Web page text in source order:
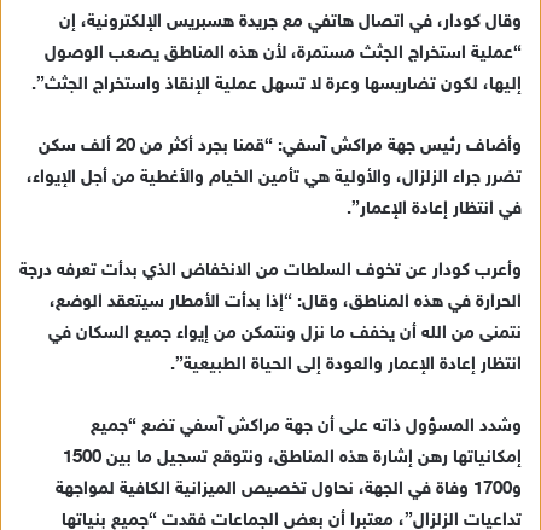
إ
ل
ك
ر
و
وقال كودار، في اتصال هاتفي مع جريدة هسبريس الإلكترونية، إن
“عملية استخراج الجثث مستمرة، لأن هذه المناطق يصعب الوصول
إليها، لكون تضاريسها وعرة لا تسهل عملية الإنقاذ واستخراج الجثث”.
وأضاف رئيس جهة مراكش آسفي: “قمنا بجرد أكثر من 20 ألف سكن
تضرر جراء الزلزال، والأولية هي تأمين الخيام والأغطية من أجل الإيواء،
في انتظار إعادة الإعمار”.
وأعرب كودار عن تخوف السلطات من الانخفاض الذي بدأت تعرفه درجة
الحرارة في هذه المناطق، وقال: “إذا بدأت الأمطار سيتعقد الوضع،
نتمنى من الله أن يخفف ما نزل ونتمكن من إيواء جميع السكان في
انتظار إعادة الإعمار والعودة إلى الحياة الطبيعية”.
وشدد المسؤول ذاته على أن جهة مراكش آسفي تضع “جميع
إمكانياتها رهن إشارة هذه المناطق، ونتوقع تسجيل ما بين 1500
و1700 وفاة في الجهة، نحاول تخصيص الميزانية الكافية لمواجهة
تداعيات الزلزال”، معتبرا أن بعض الجماعات فقدت “جميع بنياتها